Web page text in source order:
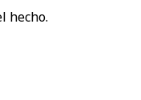
hecho.